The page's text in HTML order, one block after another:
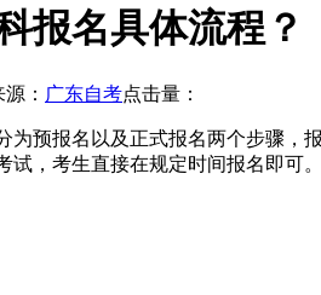
报名具体流程？
： 广东自考点击量：
报名以及正式报名两个步骤，报
试，考生直接在规定时间报名即可。